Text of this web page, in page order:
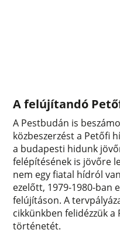
A felújítandó
A Pestbudán is
közbeszerzést a Petőfi
a budapesti hidunk
felépítésének is jövőre
nem egy fiatal hídról
ezelőtt, 1979-1980-ban
felújításon. A
cikkünkben felidézzük
történetét.